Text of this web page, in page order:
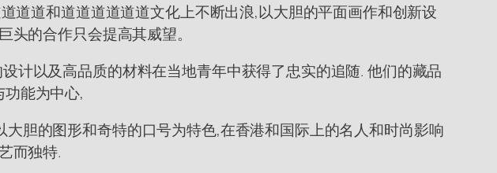
道道和道道道道道道文化上不断出浪,以大胆的平面画作和创新设
的合作只会提高其威望。
计以及高品质的材料在当地青年中获得了忠实的追随. 他们的藏品
能为中心,
胆的图形和奇特的口号为特色,在香港和国际上的名人和时尚影响
而独特.